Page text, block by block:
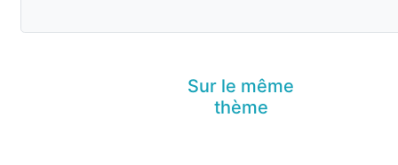
Sur le même
thème